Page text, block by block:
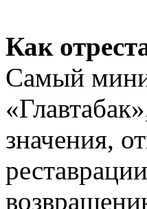
Как
Самый
значения,